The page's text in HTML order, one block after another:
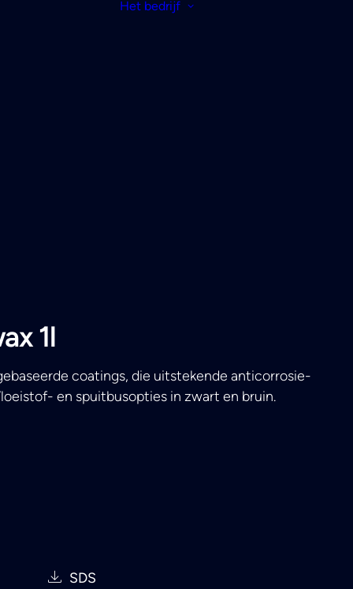
Het bedrijf
1l
coatings, die uitstekende anticorrosie-
en spuitbusopties in zwart en bruin.
SDS